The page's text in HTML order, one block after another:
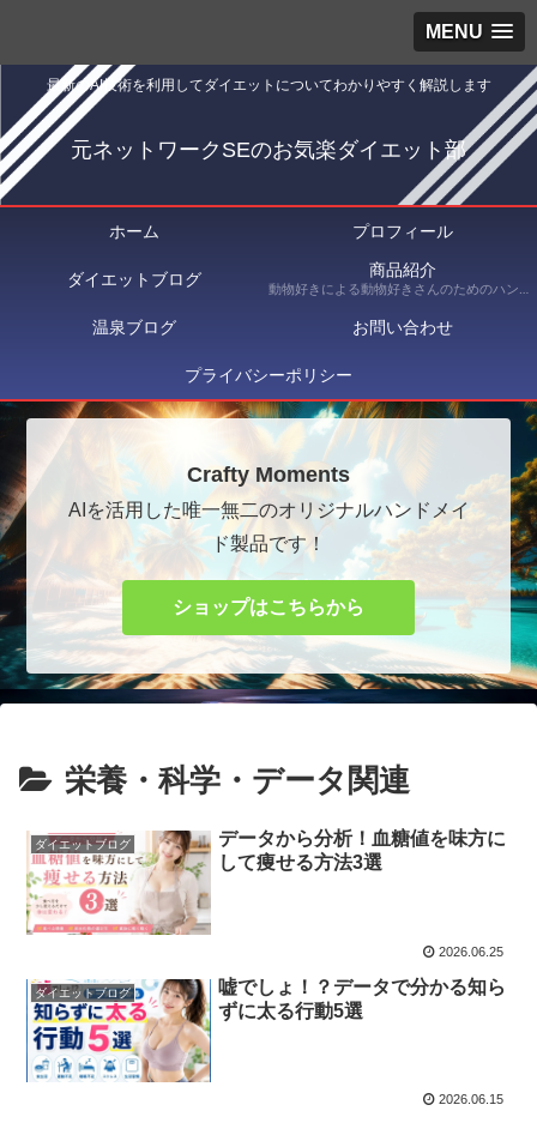
MENU
最新のAI技術を利用してダイエットについてわかりやすく解説します
元ネットワークSEのお気楽ダイエット部
ホーム プロフィール
ダイエットブログ 商品紹介
動物好きによる動物好きさんのためのハンドメイドショップ Crafty Moments（クラフティ・モーメンツ） にて出品している商品を紹介
温泉ブログ お問い合わせ
プライバシーポリシー
Crafty Moments
AIを活用した唯一無二のオリジナルハンドメイ
ド製品です！
ショップはこちらから
栄養・科学・データ関連
ダイエットブログ
データから分析！血糖値を味方に
して痩せる方法3選
2026.06.25
ダイエットブログ
嘘でしょ！？データで分かる知ら
ずに太る行動5選
2026.06.15